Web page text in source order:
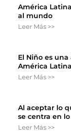
América
al mundo
Leer Más >>
El Niño es
América Latina
Leer Más >>
Al aceptar lo
se centra en
Leer Más >>